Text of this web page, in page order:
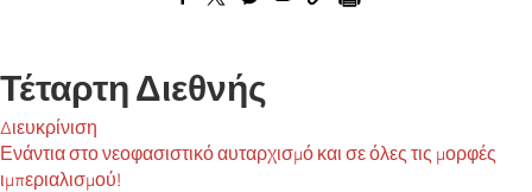
Τέταρτη Διεθνής
Διευκρίνιση
Ενάντια στο νεοφασιστικό αυταρχισμό και σε όλες τις μορφές
ιμπεριαλισμού!